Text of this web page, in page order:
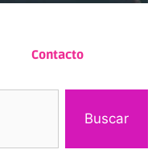
Contacto
Buscar